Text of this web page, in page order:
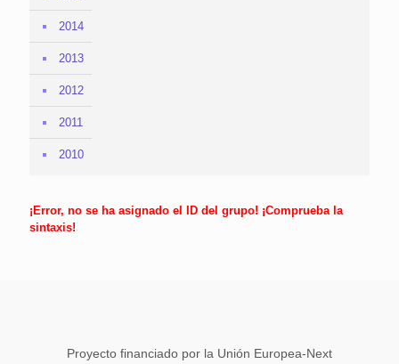
2014
2013
2012
2011
2010
¡Error, no se ha asignado el ID del grupo! ¡Comprueba la
sintaxis!
Proyecto financiado por la Unión Europea-Next